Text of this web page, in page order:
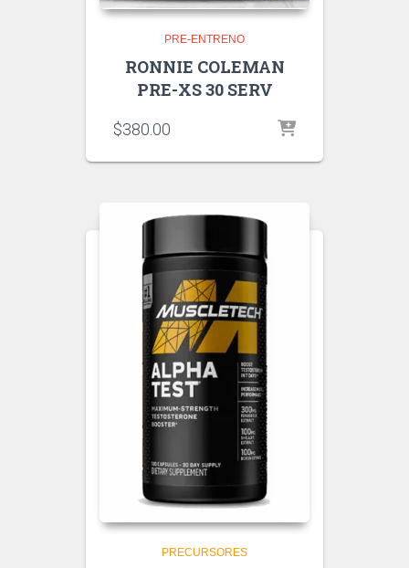
PRE-ENTRENO
RONNIE COLEMAN
PRE-XS 30 SERV
$380.00
PRECURSORES